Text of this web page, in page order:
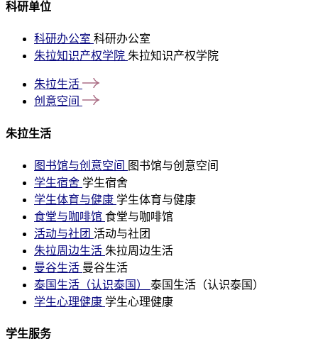
科研单位
科研办公室 科研办公室
朱拉知识产权学院 朱拉知识产权学院
朱拉生活
创意空间
朱拉生活
图书馆与创意空间 图书馆与创意空间
学生宿舍 学生宿舍
学生体育与健康 学生体育与健康
食堂与咖啡馆 食堂与咖啡馆
活动与社团 活动与社团
朱拉周边生活 朱拉周边生活
曼谷生活 曼谷生活
泰国生活（认识泰国） 泰国生活（认识泰国）
学生心理健康 学生心理健康
学生服务